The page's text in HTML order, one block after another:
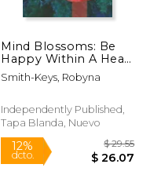
15%
Mind Blossoms: Be
Happy Within A Heart
Beat (en Inglés)
Smith-Keys, Robyna
Independently Published,
Tapa Blanda, Nuevo